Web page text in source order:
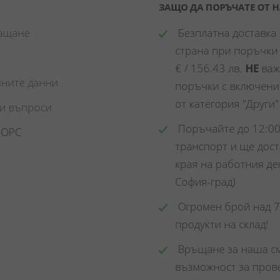
данни
въпроси
ЗАЩО ДА ПОРЪЧАТЕ ОТ
Безплатна доставка
страна при
€ / 156.43 лв. НЕ
поръчки с
от категория "Други"
Поръчайте до
транспорт и ще
края на работния
София-град)
Огромен брой над
продукти на склад!
Връщане за наша
възможност за